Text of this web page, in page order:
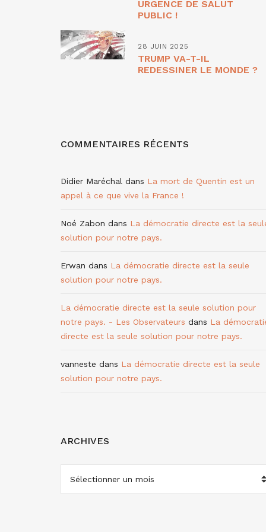
URGENCE DE SALUT
PUBLIC !
28 JUIN 2025
TRUMP VA-T-IL
REDESSINER LE MONDE ?
COMMENTAIRES RÉCENTS
Didier Maréchal dans La mort de Quentin est un
appel à ce que vive la France !
Noé Zabon dans La démocratie directe est la
solution pour notre pays.
Erwan dans La démocratie directe est la seule
solution pour notre pays.
La démocratie directe est la seule solution pour
notre pays. - Les Observateurs dans La
directe est la seule solution pour notre pays.
vanneste dans La démocratie directe est la seule
solution pour notre pays.
ARCHIVES
ARCHIVES